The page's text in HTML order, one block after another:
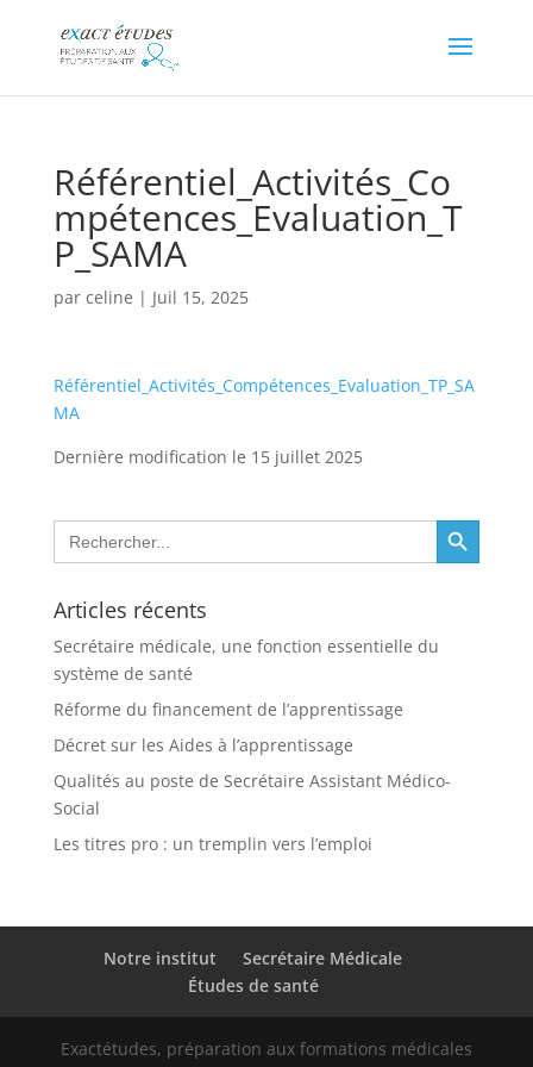
Référentiel_Activités_Co
mpétences_Evaluation_T
P_SAMA
par celine | Juil 15, 2025
Référentiel_Activités_Compétences_Evaluation_TP_SA
MA
Dernière modification le 15 juillet 2025
Search
for:
Search Button
Articles récents
Secrétaire médicale, une fonction essentielle du
système de santé
Réforme du financement de l’apprentissage
Décret sur les Aides à l’apprentissage
Qualités au poste de Secrétaire Assistant Médico-
Social
Les titres pro : un tremplin vers l’emploi
Notre institut
Secrétaire Médicale
Études de santé
Exactétudes, préparation aux formations médicales